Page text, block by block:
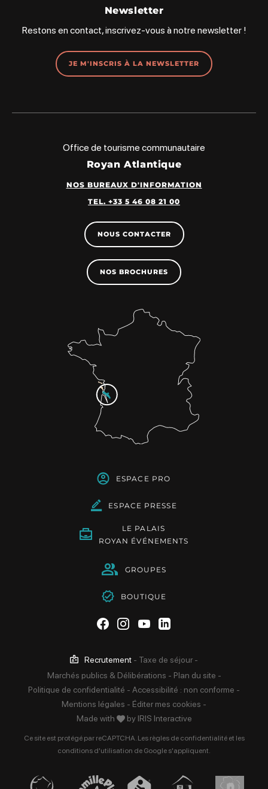
Newsletter
Restons en contact, inscrivez-vous à notre newsletter !
JE M'INSCRIS À LA NEWSLETTER
Office de tourisme communautaire
Royan Atlantique
NOS BUREAUX D'INFORMATION
TEL. +33 5 46 08 21 00
NOUS CONTACTER
NOS BROCHURES
ESPACE PRO
ESPACE PRESSE
LE PALAIS
ROYAN ÉVÉNEMENTS
GROUPES
BOUTIQUE
Suivez-nous sur Facebook
Suivez-nous sur
Suivez-nous sur
Suivez-nous sur
Recrutement - Taxe de séjour -
Marchés publics & Délibérations - Plan du site -
Politique de confidentialité - Accessibilité : non conforme -
Mentions légales - Éditer mes cookies -
Made with
by IRIS Interactive
Ce site est protégé par reCAPTCHA. Les règles de confidentialitéet les
conditions d'utilisation de Google s'appliquent.